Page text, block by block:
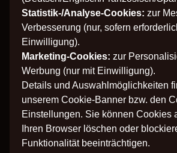
Statistik-/Analyse-Cookies: zur
Verbesserung (nur, sofern
Einwilligung).
Marketing-Cookies: zur
Werbung (nur mit Einwilligung).
Details und Auswahlmöglichkeiten
unserem Cookie-Banner bzw. den
Einstellungen. Sie können Cookies
Ihren Browser löschen oder
Funktionalität beeinträchtigen.